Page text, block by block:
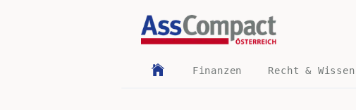
Finanzen Recht & Wissen